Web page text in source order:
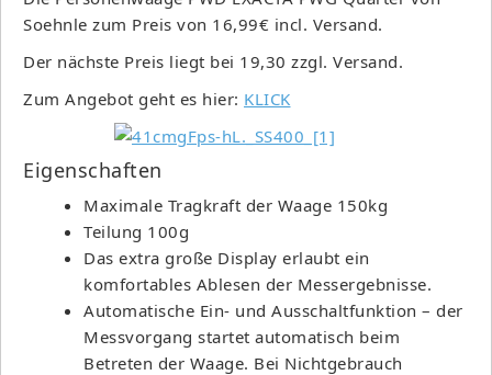
Soehnle zum Preis von 16,99€ incl. Versand.
Der nächste Preis liegt bei 19,30 zzgl. Versand.
Zum Angebot geht es hier: KLICK
Eigenschaften
Maximale Tragkraft der Waage 150kg
Teilung 100g
Das extra große Display erlaubt ein
komfortables Ablesen der Messergebnisse.
Automatische Ein- und Ausschaltfunktion – der
Messvorgang startet automatisch beim
Betreten der Waage. Bei Nichtgebrauch